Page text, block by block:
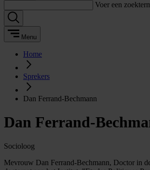
Voer een
Menu
Home
Sprekers
Dan Ferrand-Bechmann
Dan Ferrand-
Socioloog
Mevrouw Dan Ferrand-Bechmann, Doctor in